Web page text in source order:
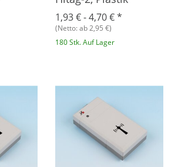
1,93 € -4,70 €*
(Netto: ab 2,95 €)
180 Stk. Auf Lager